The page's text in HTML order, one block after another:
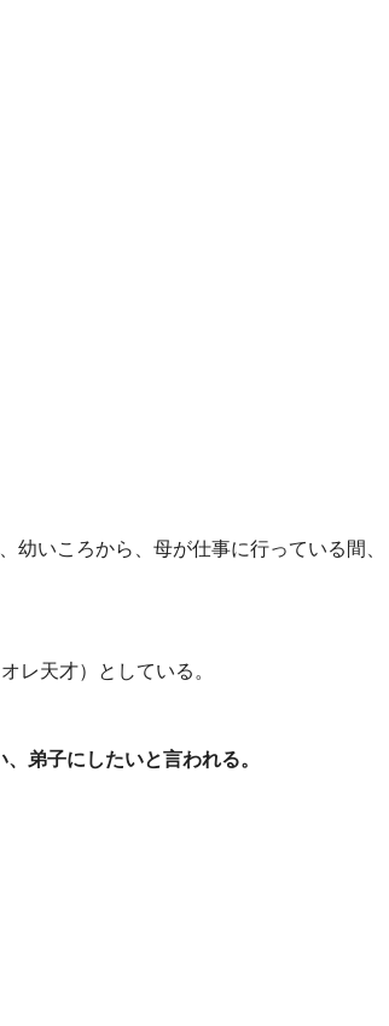
いころから、母が仕事に行っている間、
レ天才）としている。
弟子にしたいと言われる。